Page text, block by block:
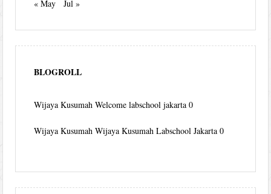
« May
Jul »
BLOGROLL
Wijaya Kusumah Welcome labschool jakarta 0
Wijaya Kusumah Wijaya Kusumah Labschool Jakarta 0